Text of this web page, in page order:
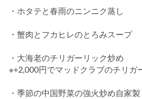
・ホタテと春雨のニンニク蒸し
・蟹肉とフカヒレのとろみスープ
・大海老のチリガーリック炒め
※+2,000円でマッドクラブのチリガ
・季節の中国野菜の強火炒め自家製